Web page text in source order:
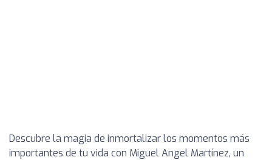
Descubre la magia de inmortalizar los momentos más
importantes de tu vida con Miguel Angel Martínez, un